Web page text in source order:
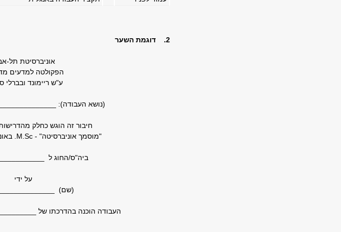
2. דוגמת השער
אוניברסיטת תל-
הפקולטה למדעים
ע"ש ריימונד ובברלי
(נושא העבודה):
חיבור זה הוגש כחלק
"מוסמך אוניברסיטה" - M.Sc. באוניברסיטת תל-אביב
ביה"ס/החוג ל
על ידי
(שם)
העבודה הוכנה בהדרכתו של